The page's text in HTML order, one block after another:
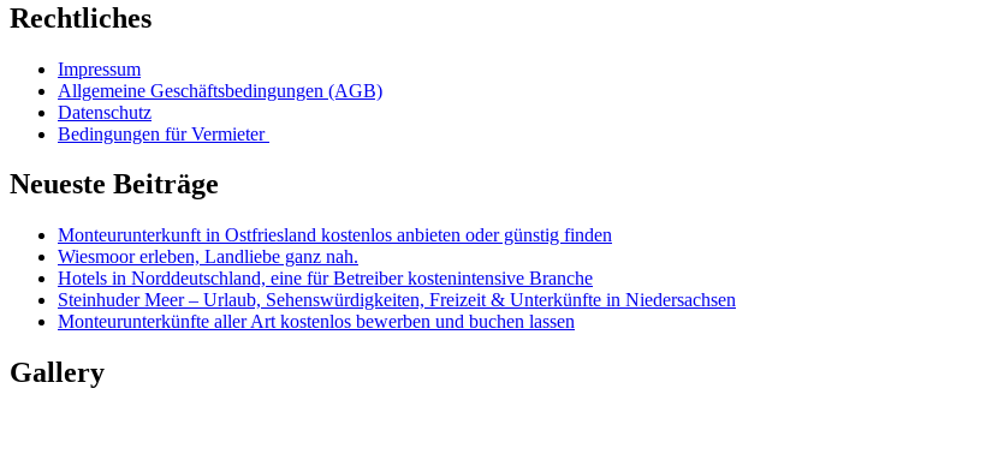
Rechtliches
Impressum
Allgemeine Geschäftsbedingungen (AGB)
Datenschutz
Bedingungen für Vermieter
Neueste Beiträge
Monteurunterkunft in Ostfriesland kostenlos anbieten oder günstig finden
Wiesmoor erleben, Landliebe ganz nah.
Hotels in Norddeutschland, eine für Betreiber kostenintensive Branche
Steinhuder Meer – Urlaub, Sehenswürdigkeiten, Freizeit & Unterkünfte in Niedersachsen
Monteurunterkünfte aller Art kostenlos bewerben und buchen lassen
Gallery